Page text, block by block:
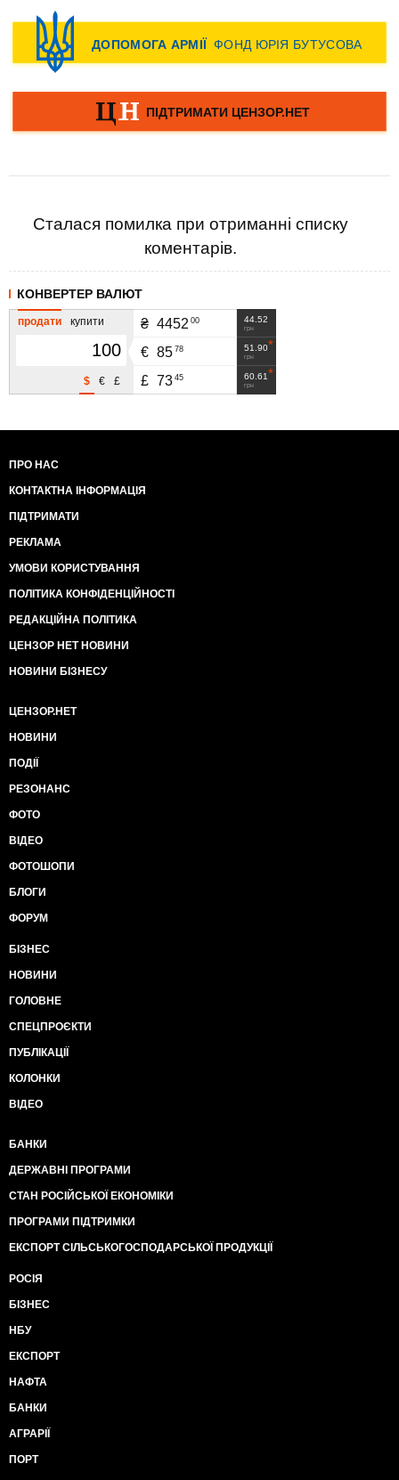
Сталася помилка при отриманні списку
коментарів.
КОНВЕРТЕР ВАЛЮТ
продати купити
£
€
$
44.52
грн
₴ 4452 00
51.90
грн
€ 85 78
60.61
грн
£ 73 45
ПРО НАС
КОНТАКТНА ІНФОРМАЦІЯ
ПІДТРИМАТИ
РЕКЛАМА
УМОВИ КОРИСТУВАННЯ
ПОЛІТИКА КОНФІДЕНЦІЙНОСТІ
РЕДАКЦІЙНА ПОЛІТИКА
ЦЕНЗОР НЕТ НОВИНИ
НОВИНИ БІЗНЕСУ
ЦЕНЗОР.НЕТ
НОВИНИ
ПОДІЇ
РЕЗОНАНС
ФОТО
ВІДЕО
ФОТОШОПИ
БЛОГИ
ФОРУМ
БІЗНЕС
НОВИНИ
ГОЛОВНЕ
СПЕЦПРОЄКТИ
ПУБЛІКАЦІЇ
КОЛОНКИ
ВІДЕО
БАНКИ
ДЕРЖАВНІ ПРОГРАМИ
СТАН РОСІЙСЬКОЇ ЕКОНОМІКИ
ПРОГРАМИ ПІДТРИМКИ
ЕКСПОРТ СІЛЬСЬКОГОСПОДАРСЬКОЇ ПРОДУКЦІЇ
РОСІЯ
БІЗНЕС
НБУ
ЕКСПОРТ
НАФТА
БАНКИ
АГРАРІЇ
ПОРТ